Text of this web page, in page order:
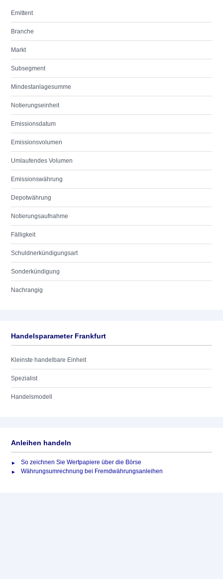
Emittent
Branche
Markt
Subsegment
Mindestanlagesumme
Notierungseinheit
Emissionsdatum
Emissionsvolumen
Umlaufendes Volumen
Emissionswährung
Depotwährung
Notierungsaufnahme
Fälligkeit
Schuldnerkündigungsart
Sonderkündigung
Nachrangig
Handelsparameter Frankfurt
Kleinste handelbare Einheit
Spezialist
Handelsmodell
Anleihen handeln
So zeichnen Sie Wertpapiere über die Börse
Währungsumrechnung bei Fremdwährungsanleihen